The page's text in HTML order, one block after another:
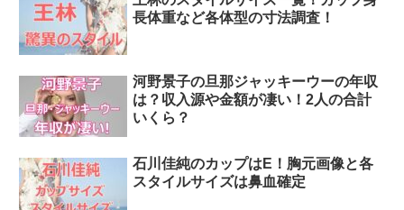
長体重など各体型の寸法調査！
河野景子の旦那ジャッキーウーの年収
は？収入源や金額が凄い！2人の合計
いくら？
石川佳純のカップはE！胸元画像と各
スタイルサイズは鼻血確定